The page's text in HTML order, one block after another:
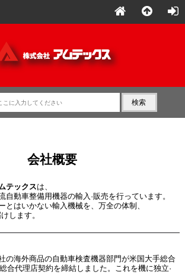
会社概要
テックスは、
自動車整備用機器の輸入·販売を行っています。
とはいかない輸入機械を、万全の体制、
します。
の海外商品の自動車検査機器部門が米国大手総合
合代理店契約を締結しました。これを機に独立·